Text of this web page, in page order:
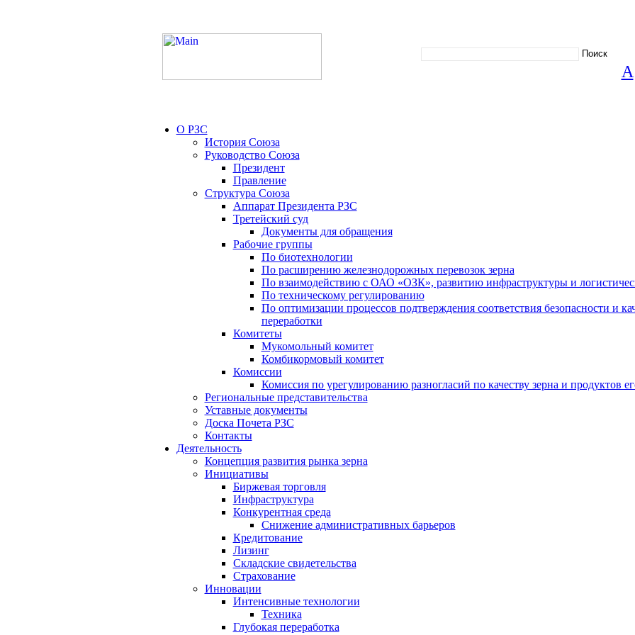
А
О РЗС
История Союза
Руководство Союза
Президент
Правление
Структура Союза
Аппарат Президента РЗС
Третейский суд
Документы для обращения
Рабочие группы
По биотехнологии
По расширению железнодорожных перевозок зерна
По взаимодействию с ОАО «ОЗК», развитию инфраструктуры и
По техническому регулированию
По оптимизации процессов подтверждения соответствия безопасности и
переработки
Комитеты
Мукомольный комитет
Комбикормовый комитет
Комиссии
Комиссия по урегулированию разногласий по качеству зерна и продуктов
Региональные представительства
Уставные документы
Доска Почета РЗС
Контакты
Деятельность
Концепция развития рынка зерна
Инициативы
Биржевая торговля
Инфраструктура
Конкурентная среда
Снижение административных барьеров
Кредитование
Лизинг
Складские свидетельства
Страхование
Инновации
Интенсивные технологии
Техника
Глубокая переработка